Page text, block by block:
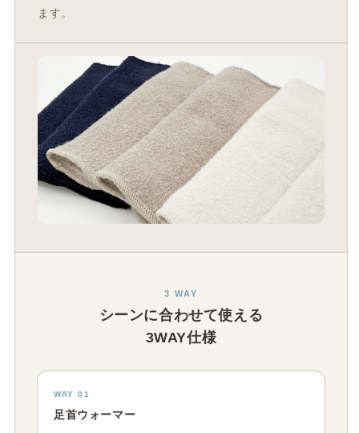
ます。
3 WAY
シーンに合わせて使える
3WAY仕様
WAY 01
足首ウォーマー